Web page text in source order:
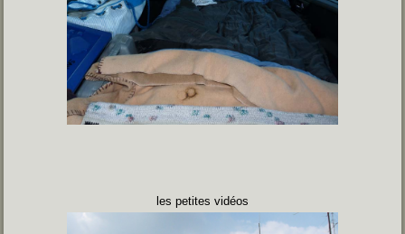
les petites vidéos